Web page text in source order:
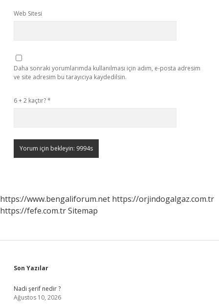
Web Sitesi
Daha sonraki yorumlarımda kullanılması için adım, e-posta adresim
ve site adresim bu tarayıcıya kaydedilsin.
6 + 2 kaçtır?*
https://www.bengaliforum.net https://orjindogalgaz.com.tr
https://fefe.com.trSitemap
Sidebar
Son Yazılar
Nadi şerif nedir ?
Ağustos 10, 2026